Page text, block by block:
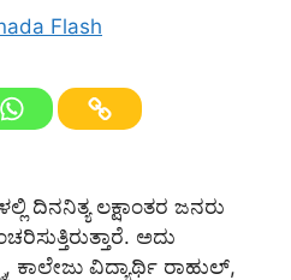
Flash
ದಿನನಿತ್ಯ ಲಕ್ಷಾಂತರ ಜನರು
ಅದು
ಕಾಲೇಜು ವಿದ್ಯಾರ್ಥಿ ರಾಹುಲ್,